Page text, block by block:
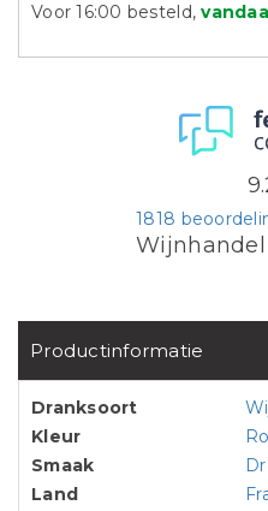
Voor 16:00 besteld,
1818
Productinformatie
Dranksoort
Kleur
Smaak
Land